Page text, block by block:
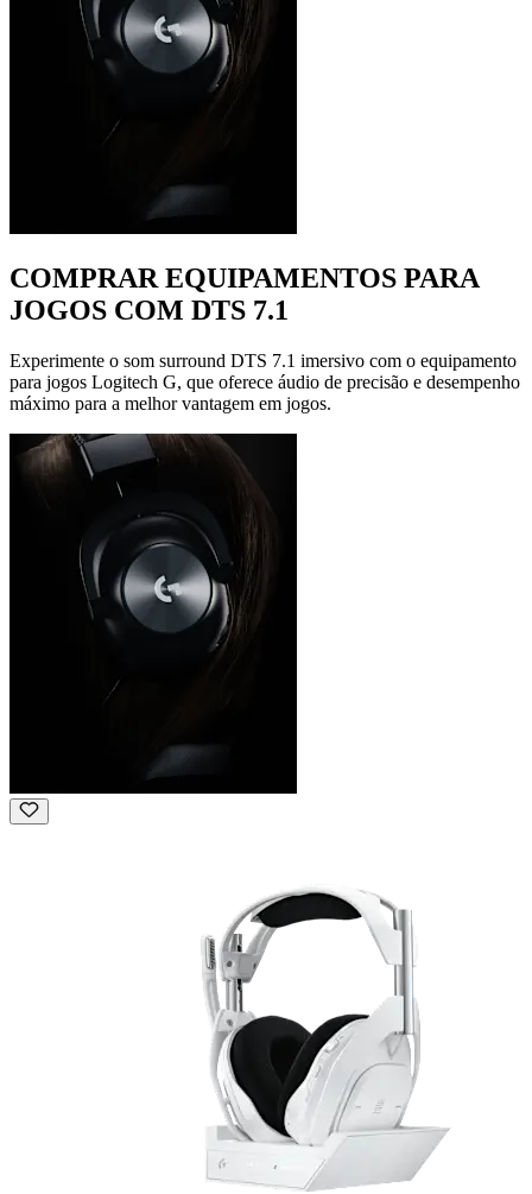
COMPRAR EQUIPAMENTOS PARA
JOGOS COM DTS 7.1
Experimente o som surround DTS 7.1 imersivo com o equipamento
para jogos Logitech G, que oferece áudio de precisão e desempenho
máximo para a melhor vantagem em jogos.